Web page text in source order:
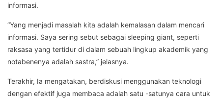
informasi.
“Yang menjadi masalah kita adalah kemalasan dalam mencari
informasi. Saya sering sebut sebagai sleeping giant, seperti
raksasa yang tertidur di dalam sebuah lingkup akademik yang
notabenenya adalah sastra,” jelasnya.
Terakhir, Ia mengatakan, berdiskusi menggunakan teknologi
dengan efektif juga membaca adalah satu -satunya cara untuk